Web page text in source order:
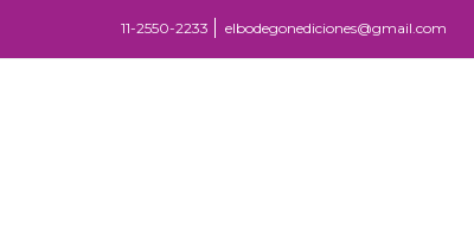
11-2550-2233 elbodegonediciones@gmail.com